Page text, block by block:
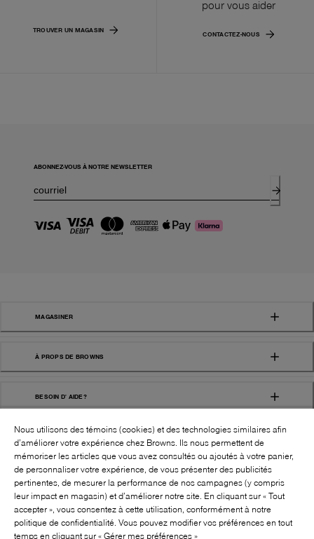
TROUVER UN MAGASIN
pour vous aider
CONTACTEZ-NOUS
ABONNEZ-VOUS À NOTRE NEWSLETTER
MAGASINER
À PROPS DE BROWNS
BESOIN D' AIDE?
BROWNS SHOES INC. TOUS DROITS
SUIVEZ-NOUS!:
Nous utilisons des témoins (cookies) et des technologies similaires afin
d’améliorer votre expérience chez Browns. Ils nous permettent de
mémoriser les articles que vous avez consultés ou ajoutés à votre panier,
de personnaliser votre expérience, de vous présenter des publicités
pertinentes, de mesurer la performance de nos campagnes (y compris
leur impact en magasin) et d’améliorer notre site. En cliquant sur « Tout
accepter », vous consentez à cette utilisation, conformément à notre
politique de confidentialité. Vous pouvez modifier vos préférences en tout
temps en cliquant sur « Gérer mes préférences »